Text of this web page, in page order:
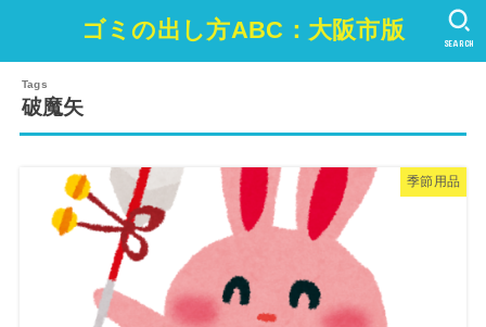
ゴミの出し方ABC：大阪市版 SEARCH
破魔矢
季節用品